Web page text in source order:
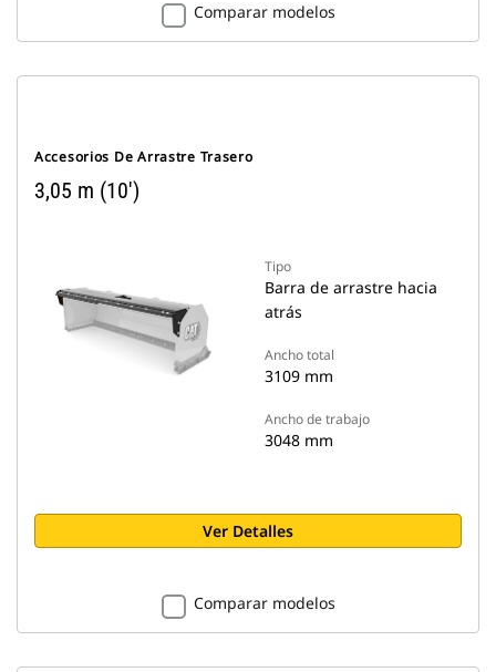
Comparar modelos
Accesorios De Arrastre Trasero
3,05 m (10')
Tipo
Barra de arrastre hacia
atrás
Ancho total
3109 mm
Ancho de trabajo
3048 mm
Ver Detalles
Comparar modelos